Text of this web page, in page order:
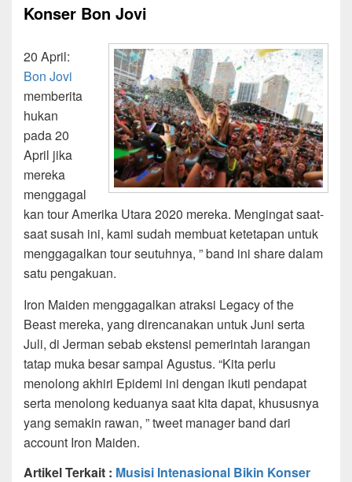
Konser Bon Jovi
20 April:
Bon Jovi
memberita
hukan
pada 20
April jika
mereka
menggagal
kan tour Amerika Utara 2020 mereka. Mengingat saat-
saat susah ini, kami sudah membuat ketetapan untuk
menggagalkan tour seutuhnya, ” band ini share dalam
satu pengakuan.
Iron Maiden menggagalkan atraksi Legacy of the
Beast mereka, yang direncanakan untuk Juni serta
Juli, di Jerman sebab ekstensi pemerintah larangan
tatap muka besar sampai Agustus. “Kita perlu
menolong akhiri Epidemi ini dengan ikuti pendapat
serta menolong keduanya saat kita dapat, khususnya
yang semakin rawan, ” tweet manager band dari
account Iron Maiden.
Artikel Terkait : Musisi Intenasional Bikin Konser